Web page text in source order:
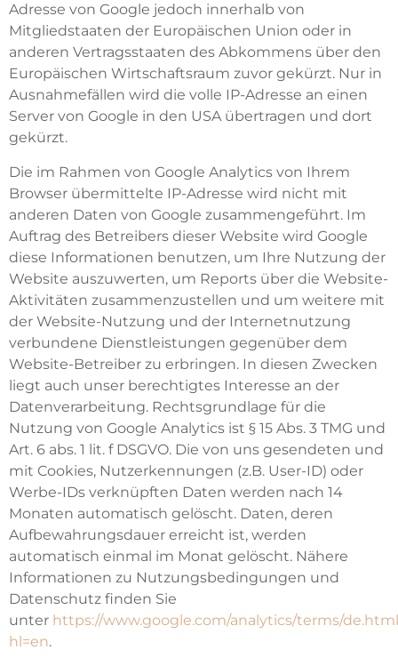
Adresse von Google jedoch innerhalb von
Mitgliedstaaten der Europäischen Union oder in
anderen Vertragsstaaten des Abkommens über den
Europäischen Wirtschaftsraum zuvor gekürzt. Nur in
Ausnahmefällen wird die volle IP-Adresse an einen
Server von Google in den USA übertragen und dort
gekürzt.
Die im Rahmen von Google Analytics von Ihrem
Browser übermittelte IP-Adresse wird nicht mit
anderen Daten von Google zusammengeführt. Im
Auftrag des Betreibers dieser Website wird Google
diese Informationen benutzen, um Ihre Nutzung der
Website auszuwerten, um Reports über die Website-
Aktivitäten zusammenzustellen und um weitere mit
der Website-Nutzung und der Internetnutzung
verbundene Dienstleistungen gegenüber dem
Website-Betreiber zu erbringen. In diesen Zwecken
liegt auch unser berechtigtes Interesse an der
Datenverarbeitung. Rechtsgrundlage für die
Nutzung von Google Analytics ist § 15 Abs. 3 TMG und
Art. 6 abs. 1 lit. f DSGVO. Die von uns gesendeten und
mit Cookies, Nutzerkennungen (z.B. User-ID) oder
Werbe-IDs verknüpften Daten werden nach 14
Monaten automatisch gelöscht. Daten, deren
Aufbewahrungsdauer erreicht ist, werden
automatisch einmal im Monat gelöscht. Nähere
Informationen zu Nutzungsbedingungen und
Datenschutz finden Sie
unter https://www.google.com/analytics/terms/de.html
hl=en.